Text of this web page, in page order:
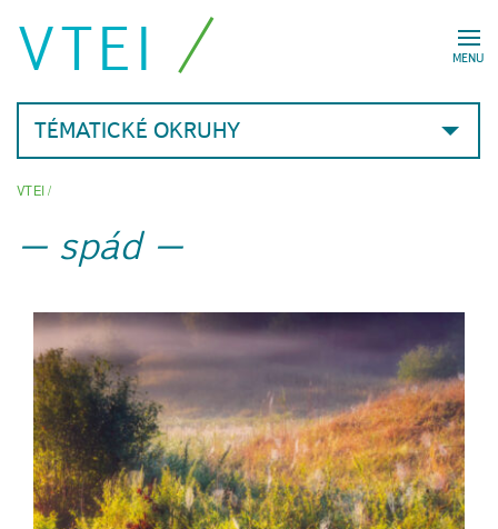
MENU
VTEI
TÉMATICKÉ OKRUHY
VTEI/
spád